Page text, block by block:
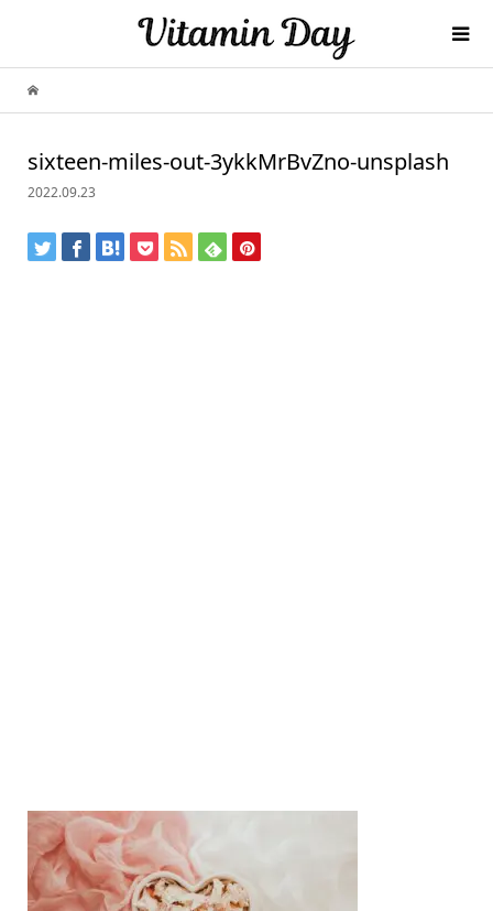
sixteen-miles-out-3ykkMrBvZno-unsplash
2022.09.23